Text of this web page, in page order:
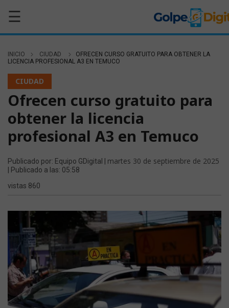
☰
INICIO CIUDAD
OFRECEN CURSO GRATUITO PARA OBTENER LA
LICENCIA PROFESIONAL A3 EN TEMUCO
CIUDAD
Ofrecen curso gratuito para
obtener la licencia
profesional A3 en Temuco
Publicado por: Equipo GDigital | martes 30 de septiembre de 2025
| Publicado a las: 05:58
vistas 860